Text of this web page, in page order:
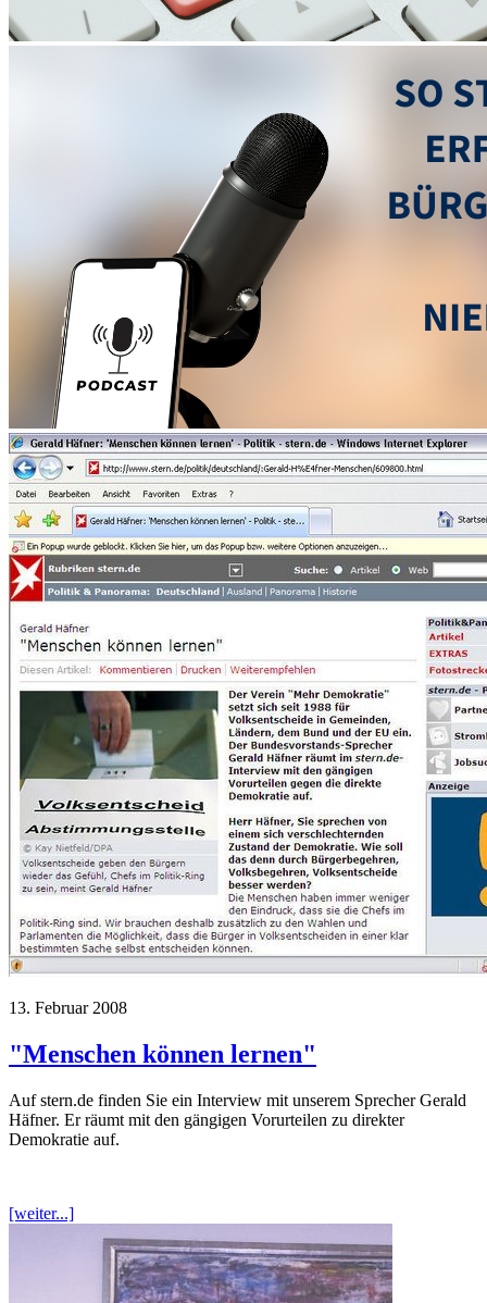
13. Februar 2008
"Menschen können lernen"
Auf stern.de finden Sie ein Interview mit unserem Sprecher Gerald
Häfner. Er räumt mit den gängigen Vorurteilen zu direkter
Demokratie auf.
[weiter...]